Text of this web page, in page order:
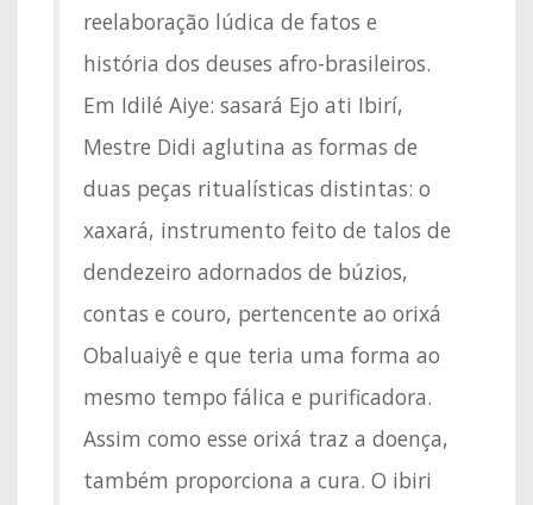
reelaboração lúdica de fatos e
história dos deuses afro-brasileiros.
Em Idilé Aiye: sasará Ejo ati Ibirí,
Mestre Didi aglutina as formas de
duas peças ritualísticas distintas: o
xaxará, instrumento feito de talos de
dendezeiro adornados de búzios,
contas e couro, pertencente ao orixá
Obaluaiyê e que teria uma forma ao
mesmo tempo fálica e purificadora.
Assim como esse orixá traz a doença,
também proporciona a cura. O ibiri